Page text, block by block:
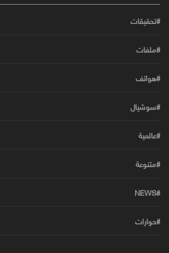
#تحقيقات
#ملفات
#هواتف
#سوشيال
#عالمية
#متنوعة
#NEWS
#حوارات